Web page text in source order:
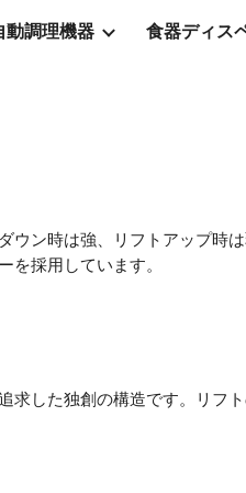
Skip to
動調理機器 食器ディス
ン時は強、リフトアップ時
を採用しています。
した独創の構造です。リフ